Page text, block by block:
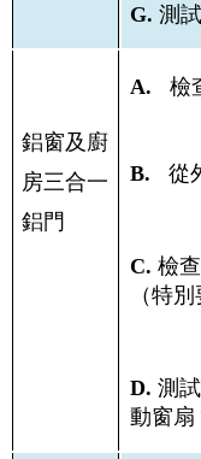
G. 測
鋁窗及廚
房三合一
鋁門
A. 檢
B. 從
C. 檢
（特
D. 測
動窗扇